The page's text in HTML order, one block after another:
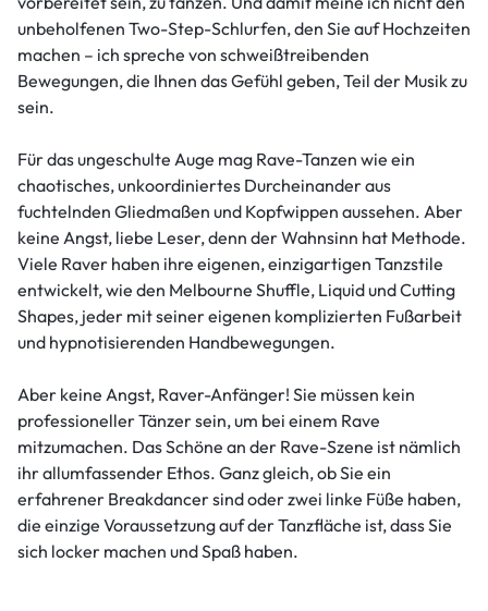
unbeholfenen Two-Step-Schlurfen, den Sie auf Hochzeiten
machen – ich spreche von schweißtreibenden
Bewegungen, die Ihnen das Gefühl geben, Teil der Musik zu
sein.
Für das ungeschulte Auge mag Rave-Tanzen wie ein
chaotisches, unkoordiniertes Durcheinander aus
fuchtelnden Gliedmaßen und Kopfwippen aussehen. Aber
keine Angst, liebe Leser, denn der Wahnsinn hat Methode.
Viele Raver haben ihre eigenen, einzigartigen Tanzstile
entwickelt, wie den Melbourne Shuffle, Liquid und Cutting
Shapes, jeder mit seiner eigenen komplizierten Fußarbeit
und hypnotisierenden Handbewegungen.
Aber keine Angst, Raver-Anfänger! Sie müssen kein
professioneller Tänzer sein, um bei einem Rave
mitzumachen. Das Schöne an der Rave-Szene ist nämlich
ihr allumfassender Ethos. Ganz gleich, ob Sie ein
erfahrener Breakdancer sind oder zwei linke Füße haben,
die einzige Voraussetzung auf der Tanzfläche ist, dass Sie
sich locker machen und Spaß haben.